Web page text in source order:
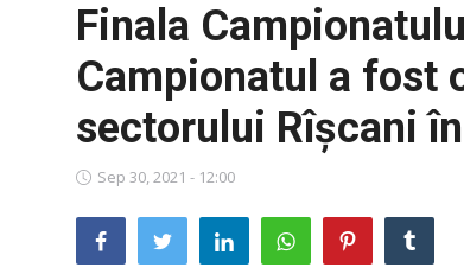
ADMINISTRAŢIA
Transparența
Proiecte
SERVICII
Sectorul Rîșcani
Finala
Campionatul a fost
sectorului Rîșcani
Sep 30, 2021 - 12:00